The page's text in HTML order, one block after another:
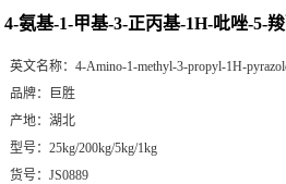
4-氨基-1-甲基-3-正丙基-1H-吡唑-5-
英文名称： 4-Amino-1-methyl-3-propyl-1H-
品牌：
巨胜
产地： 湖北
型号： 25kg/200kg/5kg/1kg
货号： JS0889